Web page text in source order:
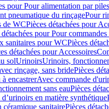
pour Pour alimentation par
pneumatique du rinçagePour
de WCPièces détachées pour
détachées pour Pour
sanitaires pour WCPièces
détachées pour Accessoires
solUrinoirsUrinoirs,
rinçage, sans bridePièces
encastrerAvec commande
sans eauPièces
d’urinoirs en matière synthétique
céramique sanitairePièces